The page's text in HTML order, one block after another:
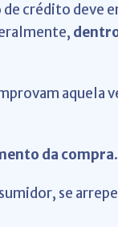
crédito deve
aquela
da compra.
se